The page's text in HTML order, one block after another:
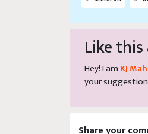
Like
Hey! I am KJ
your
Share your